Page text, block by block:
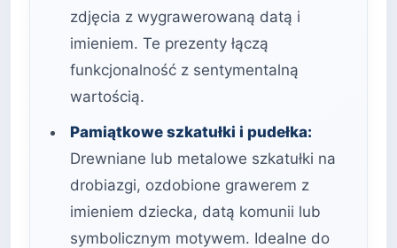
zdjęcia z wygrawerowaną datą i
imieniem. Te prezenty łączą
funkcjonalność z sentymentalną
wartością.
Pamiątkowe szkatułki i pudełka:
Drewniane lub metalowe szkatułki na
drobiazgi, ozdobione grawerem z
imieniem dziecka, datą komunii lub
symbolicznym motywem. Idealne do